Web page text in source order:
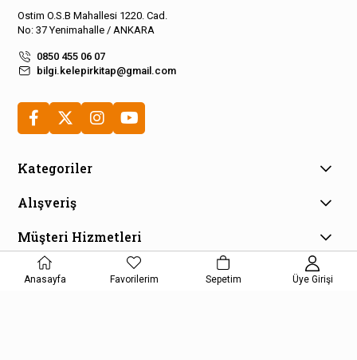
Ostim O.S.B Mahallesi 1220. Cad.
No: 37 Yenimahalle / ANKARA
0850 455 06 07
bilgi.kelepirkitap@gmail.com
Kategoriler
Alışveriş
Müşteri Hizmetleri
E-Bülten Aboneliği
Kampanya ve fırsatlardan haberdar olmak için e-bültenimize
Anasayfa Favorilerim Sepetim Üye Girişi